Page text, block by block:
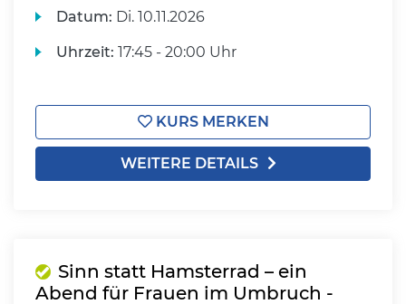
Datum: Di. 10.11.2026
Uhrzeit: 17:45 - 20:00 Uhr
KURS MERKEN
WEITERE DETAILS
Sinn statt Hamsterrad – ein
Abend für Frauen im Umbruch -